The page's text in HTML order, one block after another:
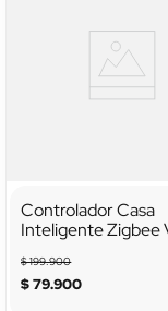
Controlador Casa
Inteligente Zigbee
50 Dispositivos
$199.900
$79.900